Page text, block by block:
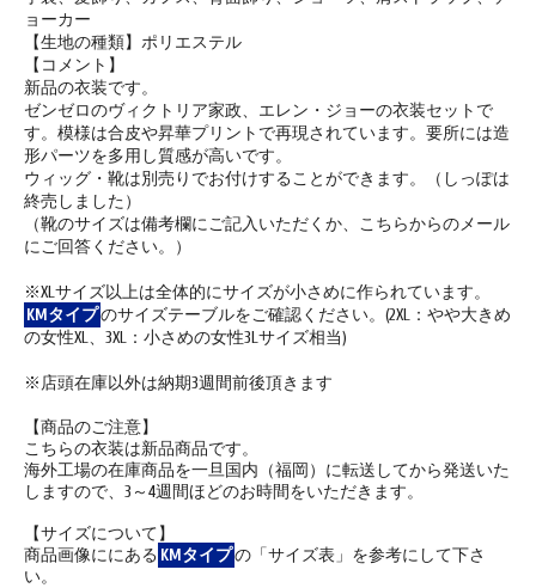
ョーカー
【生地の種類】ポリエステル
【コメント】
新品の衣装です。
ゼンゼロのヴィクトリア家政、エレン・ジョーの衣装セットで
す。模様は合皮や昇華プリントで再現されています。要所には造
形パーツを多用し質感が高いです。
ウィッグ・靴は別売りでお付けすることができます。（しっぽは
終売しました）
（靴のサイズは備考欄にご記入いただくか、こちらからのメール
にご回答ください。）
※XLサイズ以上は全体的にサイズが小さめに作られています。
KMタイプのサイズテーブルをご確認ください。(2XL：やや大きめ
の女性XL、3XL：小さめの女性3Lサイズ相当)
※店頭在庫以外は納期3週間前後頂きます
【商品のご注意】
こちらの衣装は新品商品です。
海外工場の在庫商品を一旦国内（福岡）に転送してから発送いた
しますので、3～4週間ほどのお時間をいただきます。
【サイズについて】
商品画像ににある KMタイプの「サイズ表」を参考にして下さ
い。